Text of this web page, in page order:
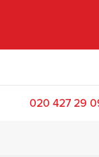
020 427 29